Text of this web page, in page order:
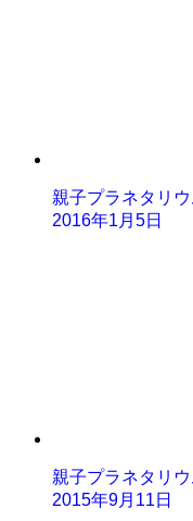
親子プラネタリウ
2016年1月5日
親子プラネタリウ
2015年9月11日